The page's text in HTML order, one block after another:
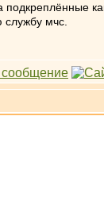
службу мчс.